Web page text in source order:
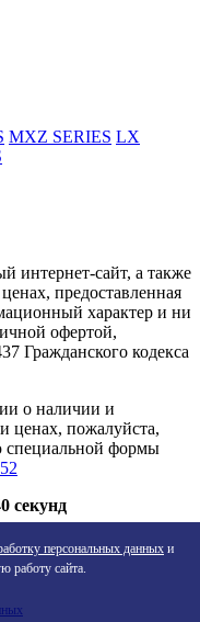
MXZ SERIES LX
интернет-сайт, а также
предоставленная
характер и ни
офертой,
Гражданского кодекса
о наличии и
ценах, пожалуйста,
специальной формы
секунд
персональных данных и
работу сайта.